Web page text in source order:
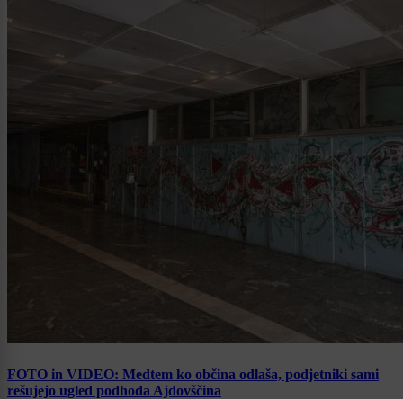
FOTO in VIDEO: Medtem ko občina odlaša, podjetniki sami
rešujejo ugled podhoda Ajdovščina